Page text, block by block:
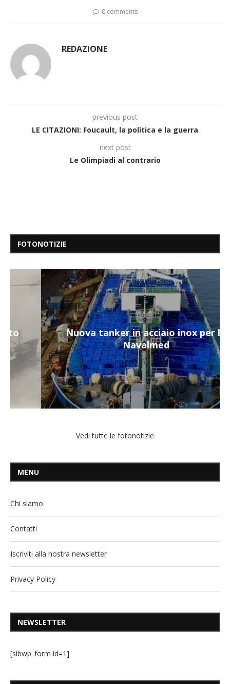
0 comments
REDAZIONE
previous post
LE CITAZIONI: Foucault, la politica e la guerra
next post
Le Olimpiadi al contrario
FOTONOTIZIE
Nuova tanker in acciaio inox per la
Navalmed
Vedi tutte le fotonotizie
MENU
Chi siamo
Contatti
Iscriviti alla nostra newsletter
Privacy Policy
NEWSLETTER
[sibwp_form id=1]